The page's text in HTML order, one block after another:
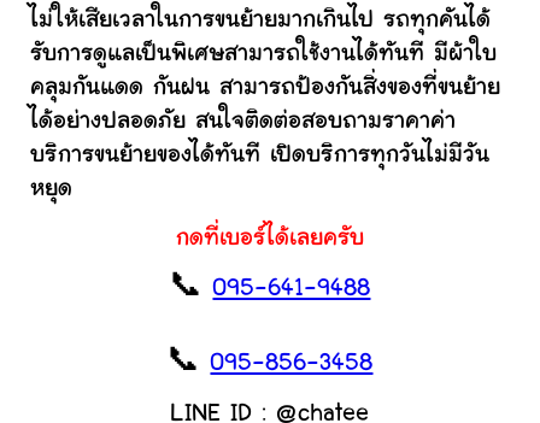
ไม่ให้เสียเวลาในการขนย้ายมากเกินไป รถทุกคันได้
รับการดูแลเป็นพิเศษสามารถใช้งานได้ทันที มีผ้าใบ
คลุมกันแดด กันฝน สามารถป้องกันสิ่งของที่ขนย้าย
ได้อย่างปลอดภัย สนใจติดต่อสอบถามราคาค่า
บริการขนย้ายของได้ทันที เปิดบริการทุกวันไม่มีวัน
หยุด
กดที่เบอร์ได้เลยครับ
📞095-641-9488
📞095-856-3458
LINE ID : @chatee